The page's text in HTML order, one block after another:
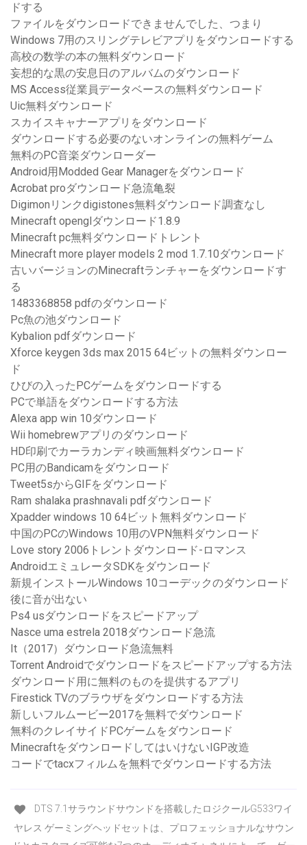
ドする
ファイルをダウンロードできませんでした、つまり
Windows 7用のスリングテレビアプリをダウンロードする
高校の数学の本の無料ダウンロード
妄想的な黒の安息日のアルバムのダウンロード
MS Access従業員データベースの無料ダウンロード
Uic無料ダウンロード
スカイスキャナーアプリをダウンロード
ダウンロードする必要のないオンラインの無料ゲーム
無料のPC音楽ダウンローダー
Android用Modded Gear Managerをダウンロード
Acrobat proダウンロード急流亀裂
Digimonリンクdigistones無料ダウンロード調査なし
Minecraft openglダウンロード1.8.9
Minecraft pc無料ダウンロードトレント
Minecraft more player models 2 mod 1.7.10ダウンロード
古いバージョンのMinecraftランチャーをダウンロードす
る
1483368858 pdfのダウンロード
Pc魚の池ダウンロード
Kybalion pdfダウンロード
Xforce keygen 3ds max 2015 64ビットの無料ダウンロー
ド
ひびの入ったPCゲームをダウンロードする
PCで単語をダウンロードする方法
Alexa app win 10ダウンロード
Wii homebrewアプリのダウンロード
HD印刷でカーラカンディ映画無料ダウンロード
PC用のBandicamをダウンロード
Tweet5sからGIFをダウンロード
Ram shalaka prashnavali pdfダウンロード
Xpadder windows 10 64ビット無料ダウンロード
中国のPCのWindows 10用のVPN無料ダウンロード
Love story 2006トレントダウンロード-ロマンス
AndroidエミュレータSDKをダウンロード
新規インストールWindows 10コーデックのダウンロード
後に音が出ない
Ps4 usダウンロードをスピードアップ
Nasce uma estrela 2018ダウンロード急流
It（2017）ダウンロード急流無料
Torrent Androidでダウンロードをスピードアップする方法
ダウンロード用に無料のものを提供するアプリ
Firestick TVのブラウザをダウンロードする方法
新しいフルムービー2017を無料でダウンロード
無料のクレイサイドPCゲームをダウンロード
MinecraftをダウンロードしてはいけないIGP改造
コードでtacxフィルムを無料でダウンロードする方法
DTS 7.1サラウンドサウンドを搭載したロジクールG533ワイ
ヤレス ゲーミングヘッドセットは、プロフェッショナルなサウン